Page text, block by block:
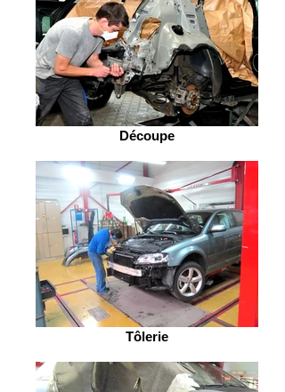
Découpe
Tôlerie